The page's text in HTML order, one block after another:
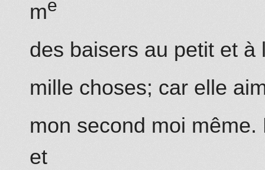
me
des baisers au petit et à
mille choses; car elle
mon second moi
et